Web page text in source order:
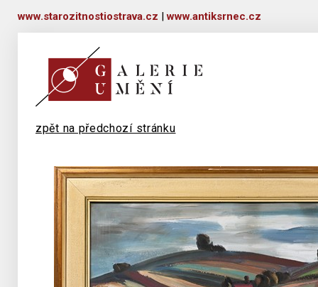
www.starozitnostiostrava.cz |www.antiksrnec.cz
zpět na předchozí stránku